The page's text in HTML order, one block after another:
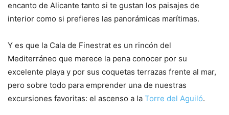
encanto de Alicante tanto si te gustan los paisajes de
interior como si prefieres las panorámicas marítimas.
Y es que la Cala de Finestrat es un rincón del
Mediterráneo que merece la pena conocer por su
excelente playa y por sus coquetas terrazas frente al mar,
pero sobre todo para emprender una de nuestras
excursiones favoritas: el ascenso a la Torre del Aguiló.